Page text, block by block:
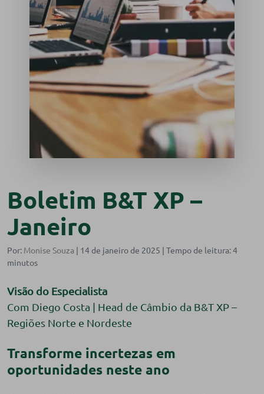
Boletim B&T XP –
Janeiro
Por: Monise Souza | 14 de janeiro de 2025 |
Visão do Especialista
Com Diego Costa | Head de Câmbio da B&T XP –
Regiões Norte e Nordeste
Transforme incertezas em
oportunidades neste ano